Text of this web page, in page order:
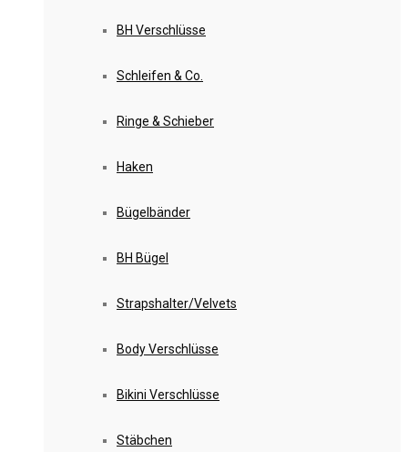
BH Verschlüsse
Schleifen & Co.
Ringe & Schieber
Haken
Bügelbänder
BH Bügel
Strapshalter/Velvets
Body Verschlüsse
Bikini Verschlüsse
Stäbchen